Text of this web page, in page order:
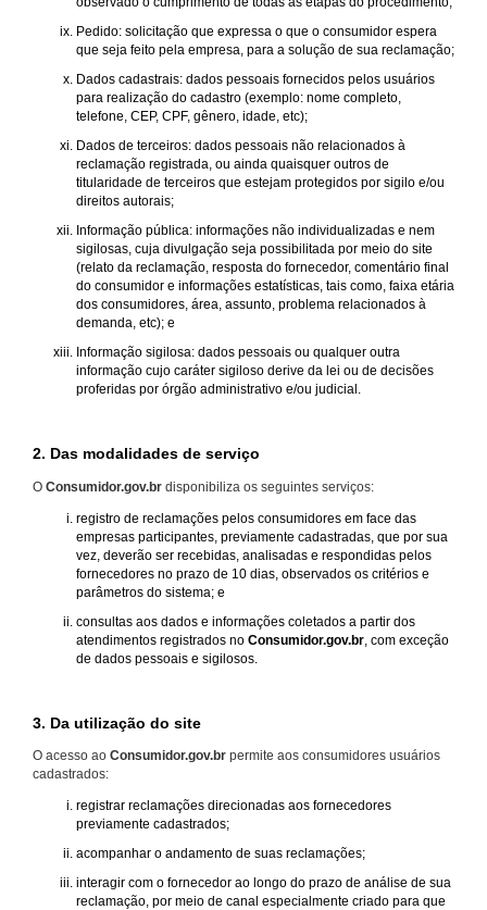
Pedido: solicitação que expressa o que o consumidor espera
que seja feito pela empresa, para a solução de sua reclamação;
Dados cadastrais: dados pessoais fornecidos pelos usuários
para realização do cadastro (exemplo: nome completo,
telefone, CEP, CPF, gênero, idade, etc);
Dados de terceiros: dados pessoais não relacionados à
reclamação registrada, ou ainda quaisquer outros de
titularidade de terceiros que estejam protegidos por sigilo e/ou
direitos autorais;
Informação pública: informações não individualizadas e nem
sigilosas, cuja divulgação seja possibilitada por meio do site
(relato da reclamação, resposta do fornecedor, comentário final
do consumidor e informações estatísticas, tais como, faixa etária
dos consumidores, área, assunto, problema relacionados à
demanda, etc); e
Informação sigilosa: dados pessoais ou qualquer outra
informação cujo caráter sigiloso derive da lei ou de decisões
proferidas por órgão administrativo e/ou judicial.
2. Das modalidades de serviço
O Consumidor.gov.br disponibiliza os seguintes serviços:
registro de reclamações pelos consumidores em face das
empresas participantes, previamente cadastradas, que por sua
vez, deverão ser recebidas, analisadas e respondidas pelos
fornecedores no prazo de 10 dias, observados os critérios e
parâmetros do sistema; e
consultas aos dados e informações coletados a partir dos
atendimentos registrados no Consumidor.gov.br , com exceção
de dados pessoais e sigilosos.
3. Da utilização do site
O acesso ao Consumidor.gov.br permite aos consumidores usuários
cadastrados:
registrar reclamações direcionadas aos fornecedores
previamente cadastrados;
acompanhar o andamento de suas reclamações;
interagir com o fornecedor ao longo do prazo de análise de sua
reclamação, por meio de canal especialmente criado para que